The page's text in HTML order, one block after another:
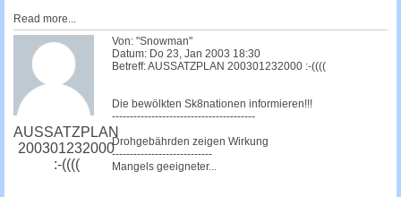
Read more...
AUSSATZPLAN
200301232000
:-((((
Von: "Snowman"
Datum: Do 23, Jan 2003 18:30
Betreff: AUSSATZPLAN 200301232000 :-((((
Die bewölkten Sk8nationen informieren!!!
----------------------------------------
Drohgebährden zeigen Wirkung
----------------------------
Mangels geeigneter...